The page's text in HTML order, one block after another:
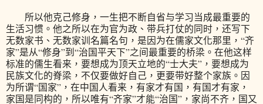
所以他克己修身，一生把不断自省与学习当成最重要的
生活习惯。他之所以在为官为政、带兵打仗的同时，还写下
无数家书、无数家训名篇名句，是因为在儒家文化那里，“齐
家”是从“修身”到“治国平天下”之间最重要的桥梁。在他这样
标准的儒生看来，要想成为顶天立地的“士大夫”，要想成为
民族文化的脊梁，不仅要做好自己，更要带好整个家族。因
为所谓“国家”，在中国人看来，有家才有国，有国才有家，
家国是同构的，所以唯有“齐家”才能“治国”，家尚不齐，国又